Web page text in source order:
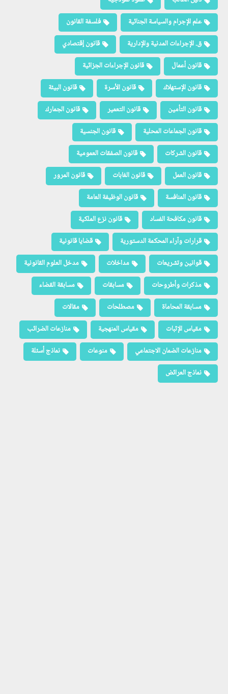
علم الإجرام والسياسة الجنائية
فلسفة القانون
ق. الإجراءات المدنية والإدارية
قانون إقتصادي
قانون أعمال
قانون الإجراءات الجزائية
قانون الإستهلاك
قانون الأسرة
قانون البيئة
قانون التأمين
قانون التعمير
قانون الجمارك
قانون الجماعات المحلية
قانون الجنسية
قانون الشركات
قانون الصفقات العمومية
قانون العمل
قانون الغابات
قانون المرور
قانون المنافسة
قانون الوظيفة العامة
قانون مكافحة الفساد
قانون نزع الملكية
قرارات وآراء المحكمة الدستورية
قضايا قانونية
قوانين وتشريعات
مداخلات
مدخل العلوم القانونية
مذكرات وأطروحات
مسابقات
مسابقة القضاء
مسابقة المحاماة
مصطلحات
مقالات
مقياس الإثبات
مقياس المنهجية
منازعات الضرائب
منازعات الضمان الاجتماعي
منوعات
نماذج أسئلة
نماذج العرائض